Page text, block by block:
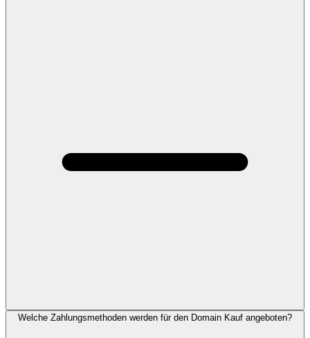
Welche Zahlungsmethoden werden für den Domain Kauf angeboten?